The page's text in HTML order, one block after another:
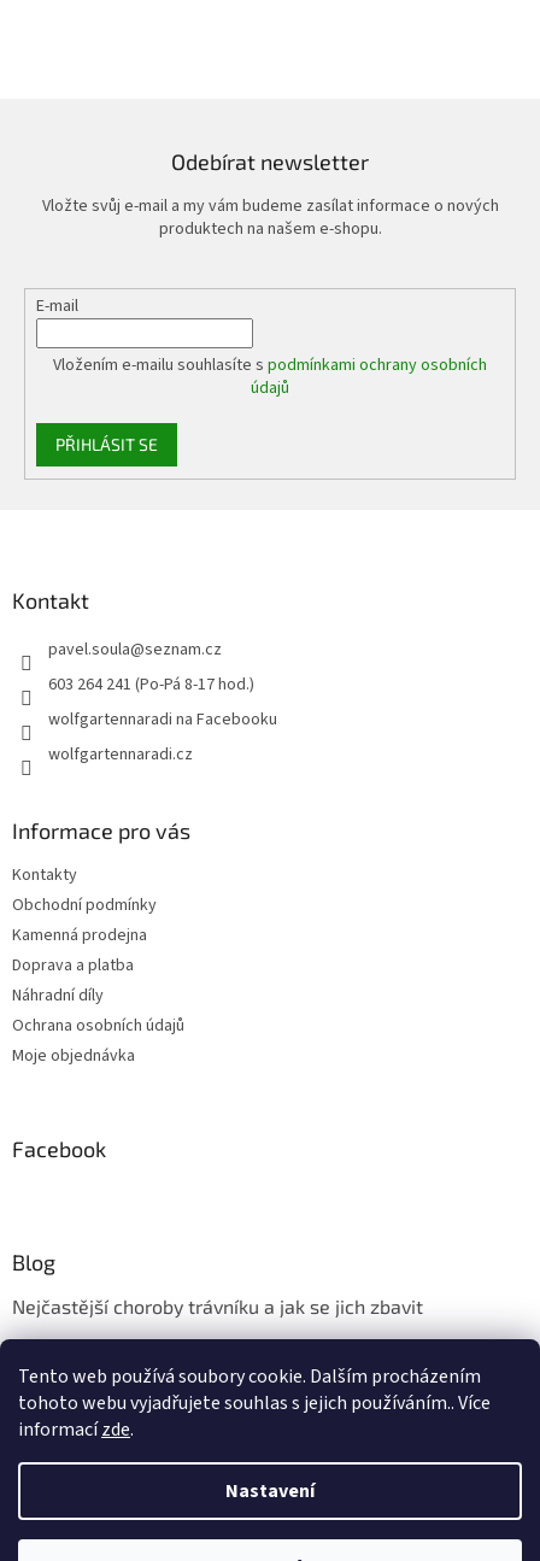
Tento web používá soubory cookie. Dalším procházením
tohoto webu vyjadřujete souhlas s jejich používáním.. Více
informacízde.
Nastavení
Odebírat newsletter
Vložte svůj e-mail a my vám budeme zasílat informace o nových
produktech na našem e-shopu.
E-mail
Vložením e-mailu souhlasíte s podmínkami ochrany osobních
údajů
PŘIHLÁSIT SE
Kontakt
pavel.soula@seznam.cz
603 264 241 (Po-Pá 8-17 hod.)
wolfgartennaradi na Facebooku
wolfgartennaradi.cz
Informace pro vás
Kontakty
Obchodní podmínky
Kamenná prodejna
Doprava a platba
Náhradní díly
Ochrana osobních údajů
Moje objednávka
Facebook
Blog
Nejčastější choroby trávníku a jak se jich zbavit
Údržba trávníku v měsíci květnu
Vytvořil Shoptet